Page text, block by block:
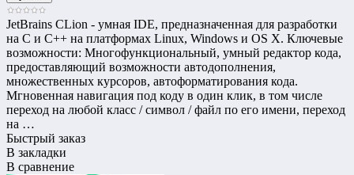
JetBrains CLion - умная IDE, предназначенная для разработки
на С и С++ на платформах Linux, Windows и OS X. Ключевые
возможности: Многофункциональный, умный редактор кода,
предоставляющий возможности автодополнения,
множественных курсоров, автоформатирования кода.
Мгновенная навигация под коду в один клик, в том числе
переход на любой класс / символ / файл по его имени, переход
на …
Быстрый заказ
В закладки
В сравнение